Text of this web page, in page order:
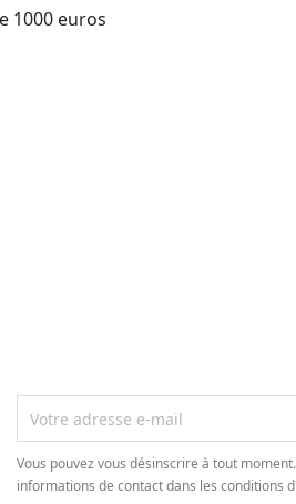
1000 euros
Vous pouvez vous désinscrire à tout
informations de contact dans les conditions